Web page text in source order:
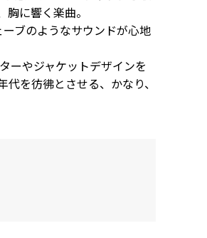
に響く楽曲。
ブのようなサウンドが心地
ーやジャケットデザインを
を彷彿とさせる、かなり、